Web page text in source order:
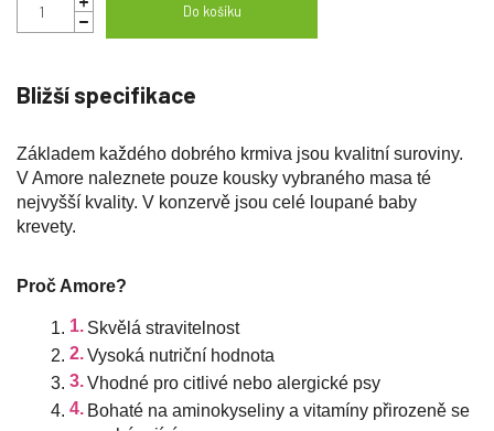
Do košíku
Bližší specifikace
Základem každého dobrého krmiva jsou kvalitní suroviny.
V Amore naleznete pouze kousky vybraného masa té
nejvyšší kvality. V konzervě jsou celé loupané baby
krevety.
Proč Amore?
Skvělá stravitelnost
Vysoká nutriční hodnota
Vhodné pro citlivé nebo alergické psy
Bohaté na aminokyseliny a vitamíny přirozeně se